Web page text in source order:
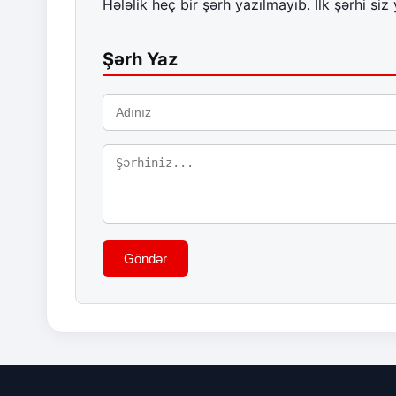
Hələlik heç bir şərh yazılmayıb. İlk şərhi siz
Şərh Yaz
Göndər